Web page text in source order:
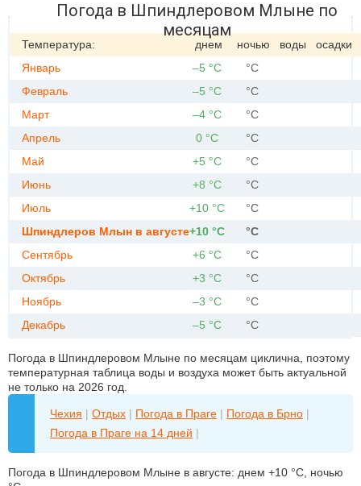
Погода в Шпиндлеровом Млыне по
месяцам
Температура: днем ночью воды
осадки
Январь
–5 °C
°C
Февраль
–5 °C
°C
Март
–4 °C
°C
Апрель
0 °C
°C
Май
+5 °C
°C
Июнь
+8 °C
°C
Июль
+10 °C
°C
Шпиндлеров Млын в августе+10 °C
°C
Сентябрь
+6 °C
°C
Октябрь
+3 °C
°C
Ноябрь
–3 °C
°C
Декабрь
–5 °C °C
Погода в Шпиндлеровом Млыне по месяцам циклична, поэтому
температурная таблица воды и воздуха может быть актуальной
не только на 2026 год.
Чехия | Отдых | Погода в Праге | Погода в Брно |
Погода в Праге на 14 дней |
Погода в Шпиндлеровом Млыне в августе: днем +10 °C, ночью